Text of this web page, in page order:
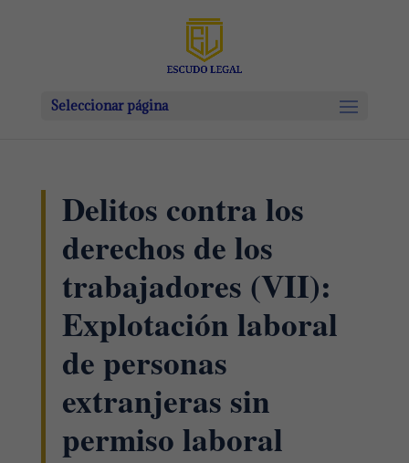
Seleccionar página
Delitos contra los
derechos de los
trabajadores (VII):
Explotación laboral
de personas
extranjeras sin
permiso laboral